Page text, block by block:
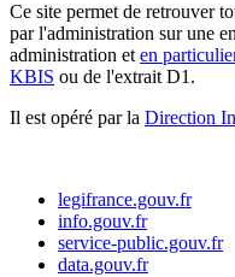
Ce site permet de retrouver
par l'administration sur une
administration et en
KBIS ou de l'extrait D1.
Il est opéré par la Direction
legifrance.gouv.fr
info.gouv.fr
service-public.gouv.fr
data.gouv.fr